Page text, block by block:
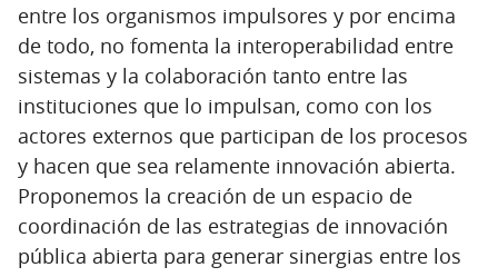
entre los organismos impulsores y por encima
de todo, no fomenta la interoperabilidad entre
sistemas y la colaboración tanto entre las
instituciones que lo impulsan, como con los
actores externos que participan de los procesos
y hacen que sea relamente innovación abierta.
Proponemos la creación de un espacio de
coordinación de las estrategias de innovación
pública abierta para generar sinergias entre los